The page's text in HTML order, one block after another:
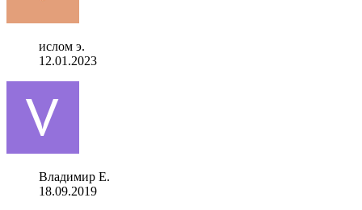
ислом э.
12.01.2023
Владимир Е.
18.09.2019